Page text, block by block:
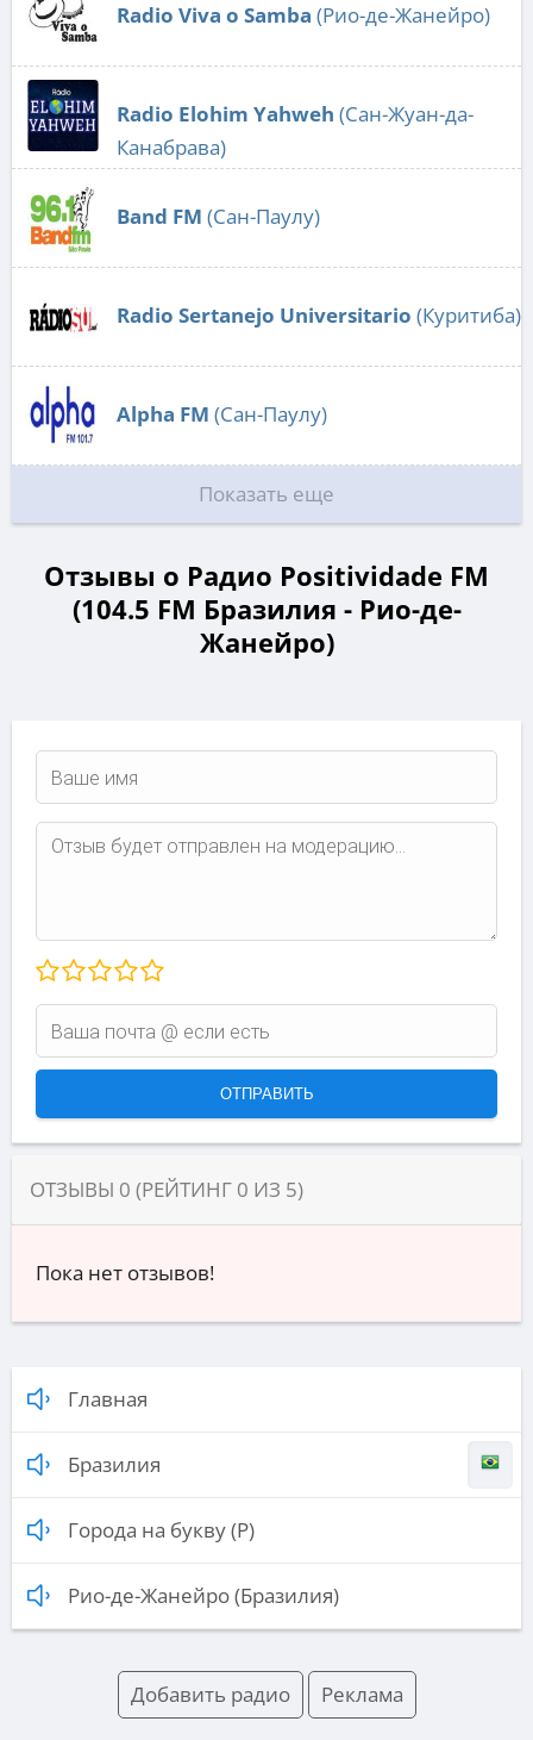
Radio Viva o Samba (Рио-де-Жанейро)
Radio Elohim Yahweh (Сан-Жуан-да-
Канабрава)
Band FM (Сан-Паулу)
Radio Sertanejo Universitario (Куритиба)
Alpha FM (Сан-Паулу)
Показать еще
Отзывы о Радио Positividade FM
(104.5 FM Бразилия - Рио-де-
Жанейро)
ОТЗЫВЫ 0 (РЕЙТИНГ 0 ИЗ 5)
Пока нет отзывов!
Главная
Бразилия
Города на букву (Р)
Рио-де-Жанейро (Бразилия)
Добавить радио Реклама